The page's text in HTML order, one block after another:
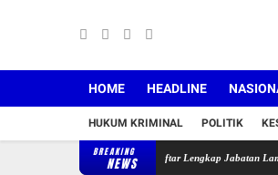
HOME HEADLINE
HUKUM KRIMINAL POLITIK
BREAKING
NEWS
36 Pejabat, Berikut Daftar Lengkap Jabatan Lama dan